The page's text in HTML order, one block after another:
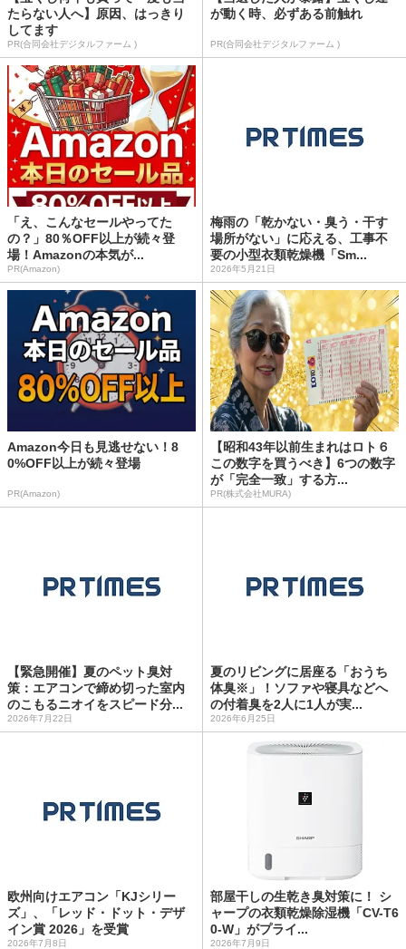
たらない人へ】原因、はっきり
してます
PR(合同会社デジタルファーム )
が動く時、必ずある前触れ
PR(合同会社デジタルファーム )
「え、こんなセールやってた
の？」80％OFF以上が続々登
場！Amazonの本気が...
PR(Amazon)
梅雨の「乾かない・臭う・干す
場所がない」に応える、工事不
要の小型衣類乾燥機「Sm...
2026年5月21日
Amazon今日も見逃せない！8
0%OFF以上が続々登場
PR(Amazon)
【昭和43年以前生まれはロト６
この数字を買うべき】6つの数字
が「完全一致」する方...
PR(株式会社MURA)
【緊急開催】夏のペット臭対
策：エアコンで締め切った室内
のこもるニオイをスピード分...
2026年7月22日
夏のリビングに居座る「おうち
体臭※」！ソファや寝具などへ
の付着臭を2人に1人が実...
2026年6月25日
欧州向けエアコン「KJシリー
ズ」、「レッド・ドット・デザ
イン賞 2026」を受賞
2026年7月8日
部屋干しの生乾き臭対策に！ シ
ャープの衣類乾燥除湿機「CV-T6
0-W」がプライ...
2026年7月9日